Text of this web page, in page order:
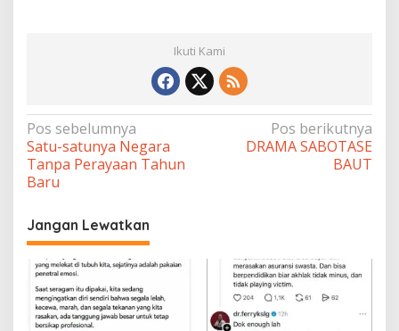
Ikuti Kami
Navigasi
pos
Pos sebelumnya
Satu-satunya Negara
Tanpa Perayaan Tahun
Baru
Pos berikutnya
DRAMA SABOTASE
BAUT
Jangan Lewatkan